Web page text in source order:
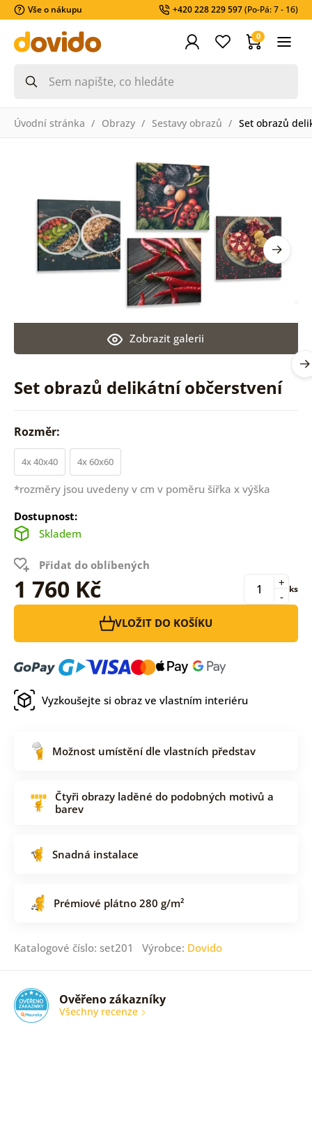
Vše o nákupu +420 228 229 597(Po-Pá: 7 - 16)
0
Úvodní stránka Obrazy Sestavy obrazů Set obrazů
Set obrazů delikátní občerstvení
Zobrazit galerii
Rozměr:
4x 40x40 4x 60x60
*rozměry jsou uvedeny v cm v poměru šířka x výška
Dostupnost:
Skladem
Přidat do oblíbených
1 760 Kč -
+ ks
VLOŽIT DO KOŠÍKU
Vyzkoušejte si obraz ve vlastním interiéru
Možnost umístění dle vlastních představ
Čtyři obrazy laděné do podobných motivů a
barev
Snadná instalace
Prémiové plátno 280 g/m²
Katalogové číslo: set201 Výrobce: Dovido
Ověřeno zákazníky
Všechny recenze